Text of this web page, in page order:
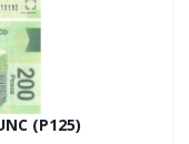
(P125)